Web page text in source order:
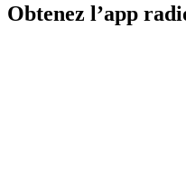
Obtenez l’app